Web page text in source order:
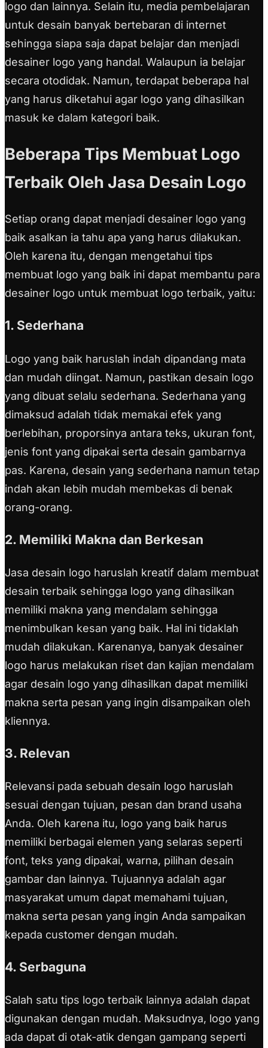
logo dan lainnya. Selain itu, media pembelajaran
untuk desain banyak bertebaran di internet
sehingga siapa saja dapat belajar dan menjadi
desainer logo yang handal. Walaupun ia belajar
secara otodidak. Namun, terdapat beberapa hal
yang harus diketahui agar logo yang dihasilkan
masuk ke dalam kategori baik.
Beberapa Tips Membuat Logo
Terbaik Oleh Jasa Desain Logo
Setiap orang dapat menjadi desainer logo yang
baik asalkan ia tahu apa yang harus dilakukan.
Oleh karena itu, dengan mengetahui tips
membuat logo yang baik ini dapat membantu para
desainer logo untuk membuat logo terbaik, yaitu:
1. Sederhana
Logo yang baik haruslah indah dipandang mata
dan mudah diingat. Namun, pastikan desain logo
yang dibuat selalu sederhana. Sederhana yang
dimaksud adalah tidak memakai efek yang
berlebihan, proporsinya antara teks, ukuran font,
jenis font yang dipakai serta desain gambarnya
pas. Karena, desain yang sederhana namun tetap
indah akan lebih mudah membekas di benak
orang-orang.
2. Memiliki Makna dan Berkesan
Jasa desain logo haruslah kreatif dalam membuat
desain terbaik sehingga logo yang dihasilkan
memiliki makna yang mendalam sehingga
menimbulkan kesan yang baik. Hal ini tidaklah
mudah dilakukan. Karenanya, banyak desainer
logo harus melakukan riset dan kajian mendalam
agar desain logo yang dihasilkan dapat memiliki
makna serta pesan yang ingin disampaikan oleh
kliennya.
3. Relevan
Relevansi pada sebuah desain logo haruslah
sesuai dengan tujuan, pesan dan brand usaha
Anda. Oleh karena itu, logo yang baik harus
memiliki berbagai elemen yang selaras seperti
font, teks yang dipakai, warna, pilihan desain
gambar dan lainnya. Tujuannya adalah agar
masyarakat umum dapat memahami tujuan,
makna serta pesan yang ingin Anda sampaikan
kepada customer dengan mudah.
4. Serbaguna
Salah satu tips logo terbaik lainnya adalah dapat
digunakan dengan mudah. Maksudnya, logo yang
ada dapat di otak-atik dengan gampang seperti